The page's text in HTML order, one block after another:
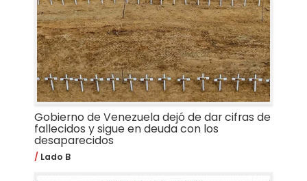
Gobierno de Venezuela dejó de dar cifras de
fallecidos y sigue en deuda con los
desaparecidos
Lado B